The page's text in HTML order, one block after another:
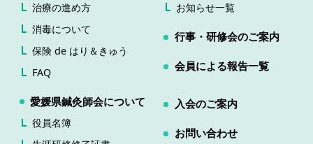
治療の進め方
消毒について
保険 de はり＆きゅう
FAQ
愛媛県鍼灸師会について
役員名簿
お知らせ一覧
行事・研修会のご案内
会員による報告一覧
入会のご案内
お問い合わせ